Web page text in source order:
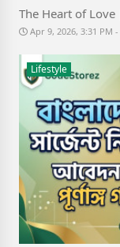
The Heart of
Apr 9, 2026, 3:31 PM
Lifestyle